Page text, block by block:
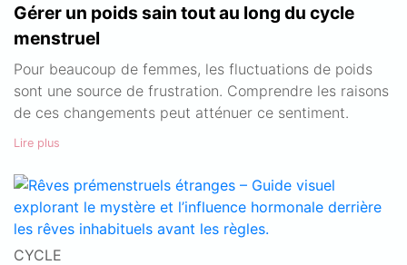
Gérer un poids sain tout au long du cycle
menstruel
Pour beaucoup de femmes, les fluctuations de poids
sont une source de frustration. Comprendre les raisons
de ces changements peut atténuer ce sentiment.
Lire plus
CYCLE